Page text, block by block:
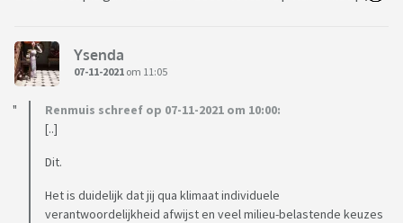
Ysenda
07-11-2021 om 11:05
Renmuis schreef op 07-11-2021 om 10:00:
[..]
Dit.
Het is duidelijk dat jij qua klimaat individuele
verantwoordelijkheid afwijst en veel milieu-belastende keuzes